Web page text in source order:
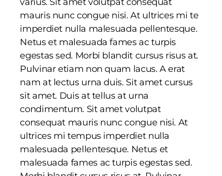
mauris nunc congue nisi. At ultrices mi te
imperdiet nulla malesuada pellentesque.
Netus et malesuada fames ac turpis
egestas sed. Morbi blandit cursus risus at.
Pulvinar etiam non quam lacus. A erat
nam at lectus urna duis. Sit amet cursus
sit amet. Duis at tellus at urna
condimentum. Sit amet volutpat
consequat mauris nunc congue nisi. At
ultrices mi tempus imperdiet nulla
malesuada pellentesque. Netus et
malesuada fames ac turpis egestas sed.